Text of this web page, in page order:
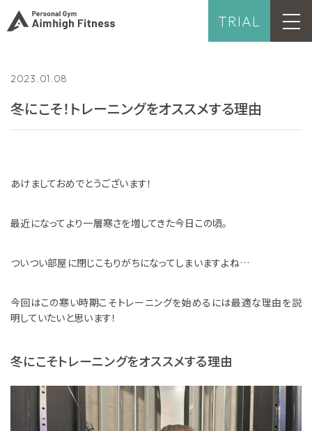
TRIAL
2023.01.08
冬にこそ！トレーニングをオススメする理由
あけましておめでとうございます！
最近になってより一層寒さを増してきた今日この頃。
ついつい部屋に閉じこもりがちになってしまいますよね…
今回はこの寒い時期こそトレーニングを始めるには最適な理由を説
明していたいと思います！
冬にこそトレーニングをオススメする理由